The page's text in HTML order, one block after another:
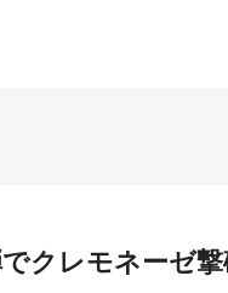
クレモネーゼ撃